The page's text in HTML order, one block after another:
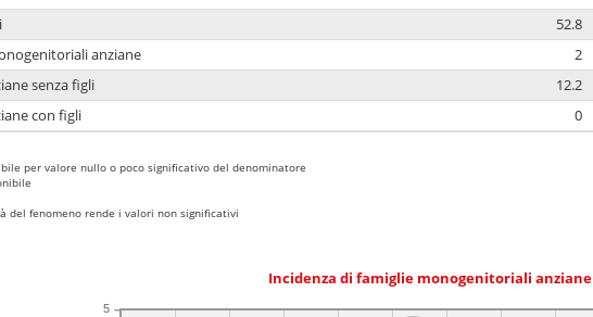
52.8
anziane
2
senza figli
12.2
con figli
0
per valore nullo o poco significativo del denominatore
del fenomeno rende i valori non significativi
Incidenza di famiglie monogenitoriali anziane
5